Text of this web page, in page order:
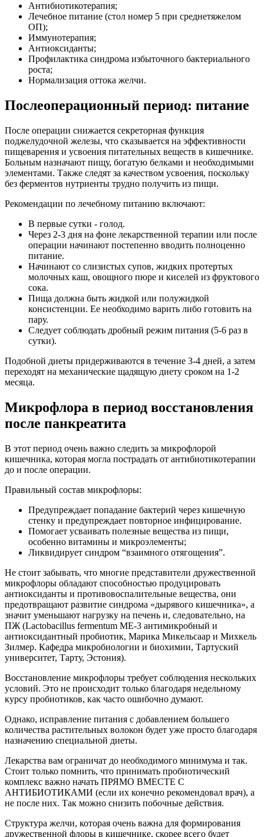
Антибиотикотерапия;
Лечебное питание (стол номер 5 при среднетяжелом
ОП);
Иммунотерапия;
Антиоксиданты;
Профилактика синдрома избыточного бактериального
роста;
Нормализация оттока желчи.
Послеоперационный период: питание
После операции снижается секреторная функция
поджелудочной железы, что сказывается на эффективности
пищеварения и усвоения питательных веществ в кишечнике.
Больным назначают пищу, богатую белками и необходимыми
элементами. Также следят за качеством усвоения, поскольку
без ферментов нутриенты трудно получить из пищи.
Рекомендации по лечебному питанию включают:
В первые сутки - голод.
Через 2-3 дня на фоне лекарственной терапии или после
операции начинают постепенно вводить полноценно
питание.
Начинают со слизистых супов, жидких протертых
молочных каш, овощного пюре и киселей из фруктового
сока.
Пища должна быть жидкой или полужидкой
консистенции. Ее необходимо варить либо готовить на
пару.
Следует соблюдать дробный режим питания (5-6 раз в
сутки).
Подобной диеты придерживаются в течение 3-4 дней, а затем
переходят на механические щадящую диету сроком на 1-2
месяца.
Микрофлора в период восстановления
после панкреатита
В этот период очень важно следить за микрофлорой
кишечника, которая могла пострадать от антибиотикотерапии
до и после операции.
Правильный состав микрофлоры:
Предупреждает попадание бактерий через кишечную
стенку и предупреждает повторное инфицирование.
Помогает усваивать полезные вещества из пищи,
особенно витамины и микроэлементы;
Ликвидирует синдром “взаимного отягощения”.
Не стоит забывать, что многие представители дружественной
микрофлоры обладают способностью продуцировать
антиоксиданты и противовоспалительные вещества, они
предотвращают развитие синдрома «дырявого кишечника», а
значит уменьшают нагрузку на печень и, следовательно, на
ПЖ (Lactobacillus fermentum ME-3 антимикробный и
антиоксидантный пробиотик, Марика Микельсаар и Михкель
Зилмер. Кафедра микробиологии и биохимии, Тартуский
университет, Тарту, Эстония).
Восстановление микрофлоры требует соблюдения нескольких
условий. Это не происходит только благодаря недельному
курсу пробиотиков, как часто ошибочно думают.
Однако, исправление питания с добавлением большего
количества растительных волокон будет уже просто благодаря
назначению специальной диеты.
Лекарства вам ограничат до необходимого минимума и так.
Стоит только помнить, что принимать пробиотический
комплекс важно начать ПРЯМО ВМЕСТЕ С
АНТИБИОТИКАМИ (если их конечно рекомендовал врач), а
не после них. Так можно снизить побочные действия.
Структура желчи, которая очень важна для формирования
дружественной флоры в кишечнике, скорее всего будет